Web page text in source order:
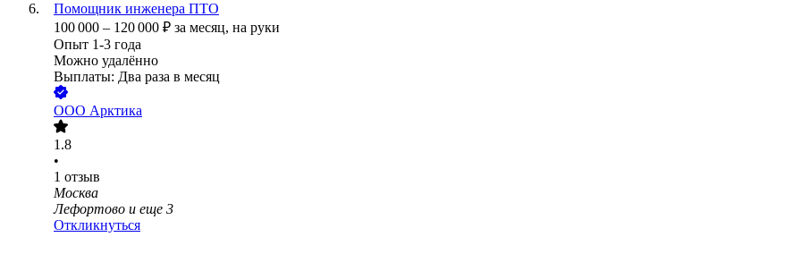
Помощник инженера ПТО
100 000 – 120 000 ₽ за месяц, на руки
Опыт 1-3 года
Можно удалённо
Выплаты: Два раза в месяц
ООО Арктика
1.8
•
1 отзыв
Москва
Лефортово и еще 3
Откликнуться